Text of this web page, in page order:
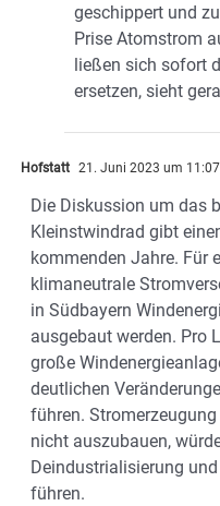
geschippert und
Prise Atomstrom
ließen sich sofort
ersetzen, sieht
Hofstatt 21. Juni 2023 um
Die Diskussion um das
Kleinstwindrad gibt
kommenden Jahre. Für
klimaneutrale
in Südbayern
ausgebaut werden. Pro
große
deutlichen
führen.
nicht auszubauen,
Deindustrialisierung
führen.